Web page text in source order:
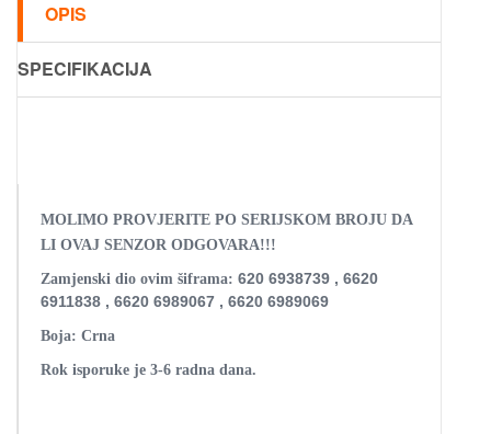
OPIS
SPECIFIKACIJA
MOLIMO PROVJERITE PO SERIJSKOM BROJU DA
LI OVAJ SENZOR ODGOVARA!!!
Zamjenski dio ovim šiframa: 620 6938739 , 6620
6911838 , 6620 6989067 , 6620 6989069
Boja: Crna
Rok isporuke je 3-6 radna dana.